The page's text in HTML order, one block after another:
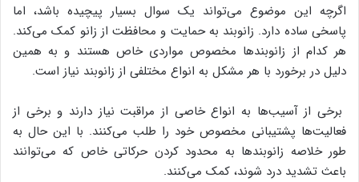
اگرچه این موضوع می‌تواند یک سوال بسیار پیچیده باشد، اما
پاسخی ساده دارد. زانوبند به حمایت و محافظت از زانو کمک می‌کند.
هر کدام از زانوبندها مخصوص مواردی خاص هستند و به همین
دلیل در برخورد با هر مشکل به انواع مختلفی از زانوبند نیاز است.
برخی از آسیب‌ها به انواع خاصی از مراقبت نیاز دارند و برخی از
فعالیت‌ها پشتیبانی مخصوص خود را طلب می‌کنند. با این حال به
طور خلاصه زانوبندها به محدود کردن حرکاتی خاص که می‌توانند
باعث تشدید درد شوند، کمک می‌کنند.